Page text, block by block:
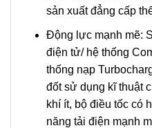
sản xuất đẳng cấp
Động lực mạnh mẽ:
điện tử/ hệ thống
thống nạp
đốt sử dụng kĩ thuật
khí ít, bộ điều tốc có
năng tải điện mạnh